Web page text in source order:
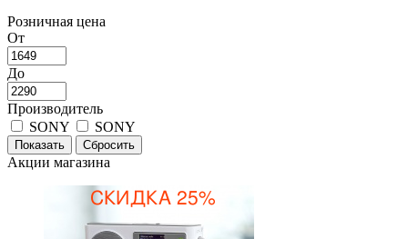
Розничная цена
От
До
Производитель
SONY
SONY
Акции магазина